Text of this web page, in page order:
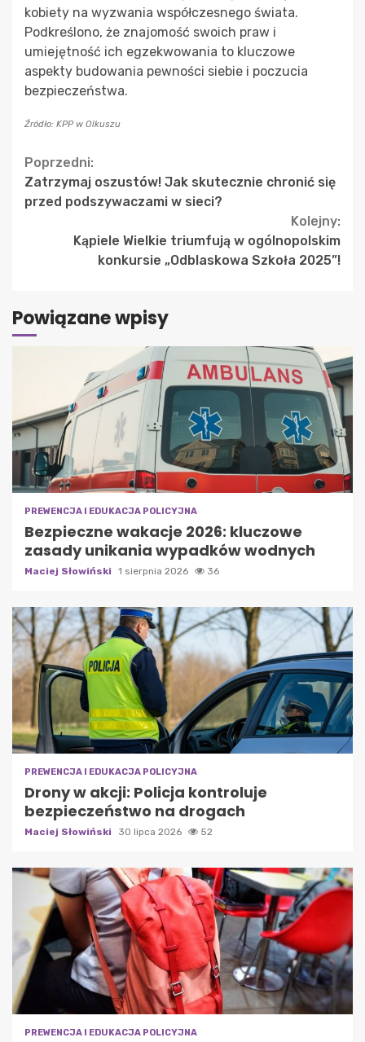
kobiety na wyzwania współczesnego świata.
Podkreślono, że znajomość swoich praw i
umiejętność ich egzekwowania to kluczowe
aspekty budowania pewności siebie i poczucia
bezpieczeństwa.
Źródło: KPP w Olkuszu
Continue
Reading
Poprzedni:
Zatrzymaj oszustów! Jak skutecznie chronić się
przed podszywaczami w sieci?
Kolejny:
Kąpiele Wielkie triumfują w ogólnopolskim
konkursie „Odblaskowa Szkoła 2025”!
Powiązane wpisy
PREWENCJA I EDUKACJA POLICYJNA
Bezpieczne wakacje 2026: kluczowe
zasady unikania wypadków wodnych
Maciej Słowiński 1 sierpnia 2026 36
PREWENCJA I EDUKACJA POLICYJNA
Drony w akcji: Policja kontroluje
bezpieczeństwo na drogach
Maciej Słowiński 30 lipca 2026 52
PREWENCJA I EDUKACJA POLICYJNA